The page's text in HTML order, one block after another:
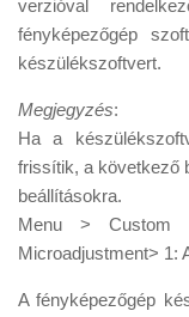
verzióval
fényképezőgép
készülékszoftvert.
Megjegyzés:
Ha a
frissítik, a következő
beállításokra.
Menu > Custom
Microadjustment> 1:
A fényképezőgép